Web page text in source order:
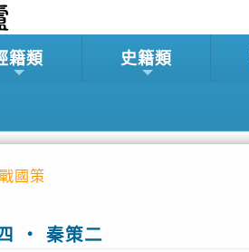
籍類 史籍類
戰國策
‧ 秦策二